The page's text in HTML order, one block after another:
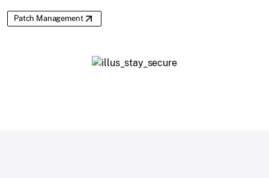
Patch Management